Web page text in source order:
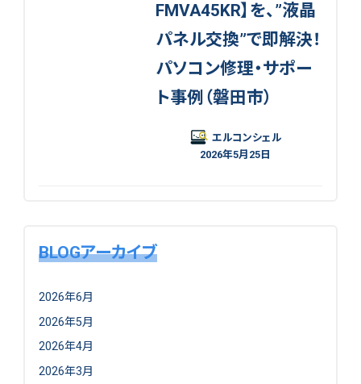
FMVA45KR】を、”液晶
パネル交換”で即解決！
パソコン修理・サポー
ト事例（磐田市）
エルコンシェル
2026年5月25日
BLOGアーカイブ
2026年6月
2026年5月
2026年4月
2026年3月